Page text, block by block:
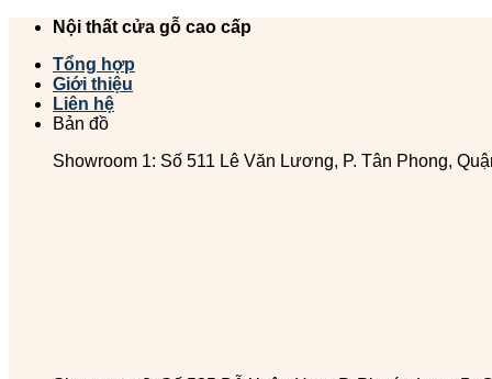
Chuyển
dung
Nội thất cửa gỗ cao cấp
Tổng hợp
Giới thiệu
Liên hệ
Bản đồ
Showroom 1: Số 511 Lê Văn Lương, P. Tân Phong,